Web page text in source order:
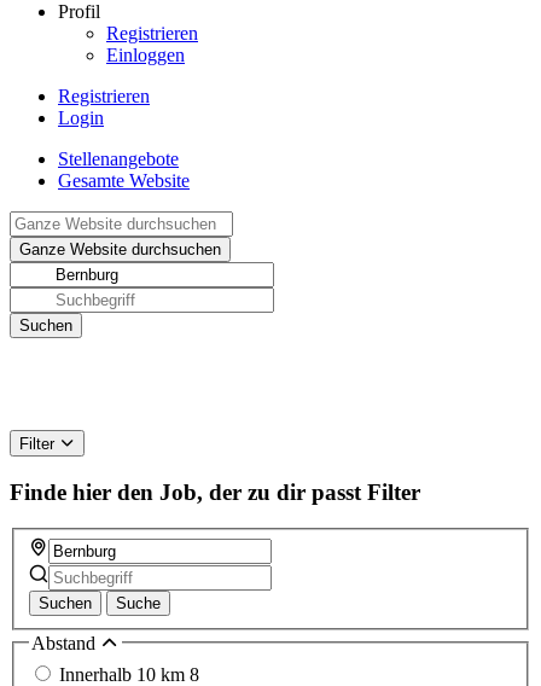
Profil
Registrieren
Einloggen
Registrieren
Login
Stellenangebote
Gesamte Website
Filter
Finde hier den Job, der zu dir passt Filter
Suchen Suche
Abstand
Innerhalb 10 km 8